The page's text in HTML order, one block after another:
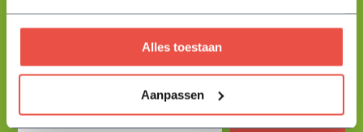
Alles toestaan
Aanpassen
De beste tuininspiraties per mail
ontvangen?